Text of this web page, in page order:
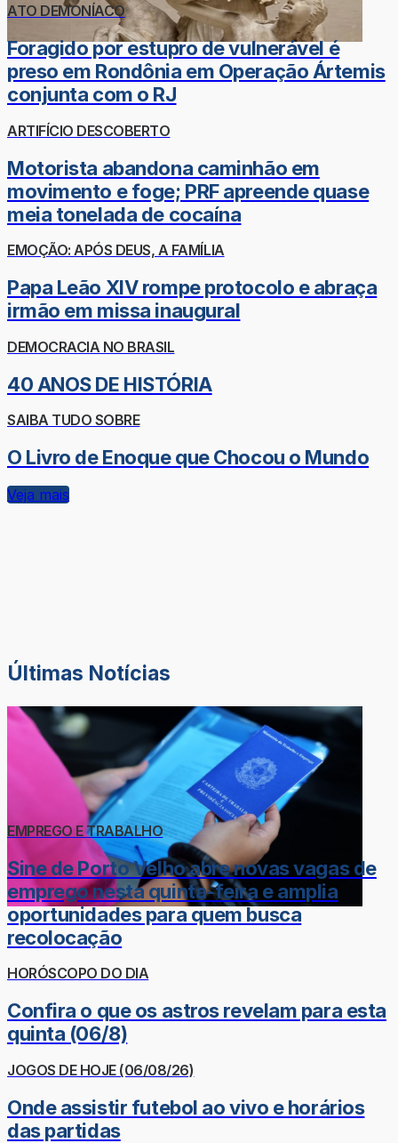
ATO DEMONÍACO
Foragido por estupro de vulnerável é
preso em Rondônia em Operação Ártemis
conjunta com o RJ
ARTIFÍCIO DESCOBERTO
Motorista abandona caminhão em
movimento e foge; PRF apreende quase
meia tonelada de cocaína
EMOÇÃO: APÓS DEUS, A FAMÍLIA
Papa Leão XIV rompe protocolo e abraça
irmão em missa inaugural
DEMOCRACIA NO BRASIL
40 ANOS DE HISTÓRIA
SAIBA TUDO SOBRE
O Livro de Enoque que Chocou o Mundo
Veja mais
Últimas Notícias
EMPREGO E TRABALHO
Sine de Porto Velho abre novas vagas de
emprego nesta quinta-feira e amplia
oportunidades para quem busca
recolocação
HORÓSCOPO DO DIA
Confira o que os astros revelam para esta
quinta (06/8)
JOGOS DE HOJE (06/08/26)
Onde assistir futebol ao vivo e horários
das partidas